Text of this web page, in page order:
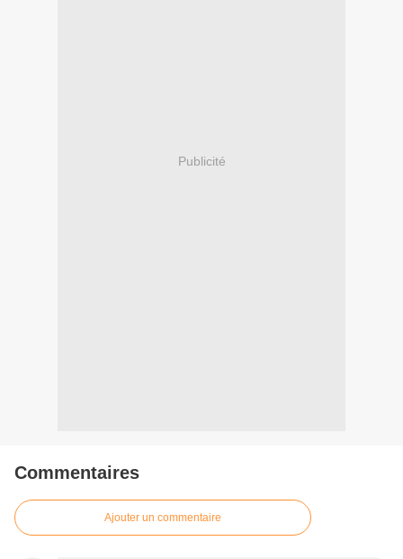
Publicité
Commentaires
Ajouter un commentaire